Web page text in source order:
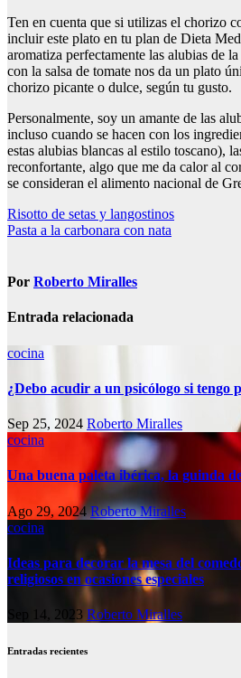
Ten en cuenta que si utilizas el chorizo
incluir este plato en tu plan de Dieta
aromatiza perfectamente las alubias de
con la salsa de tomate nos da un plato
chorizo picante o dulce, según tu gusto.
Personalmente, soy un amante de las
incluso cuando se hacen con los
estas alubias blancas al estilo toscano),
reconfortante, algo que me da calor al
se consideran el alimento nacional de
Navegación
de
Risotto de setas y langostinos
Pasta a la carbonara con nata
Por Roberto Miralles
Entrada relacionada
cocina
¿Debo acudir a un psicólogo si tengo
Sep 25, 2024 Roberto Miralles
cocina
Una buena paleta ibérica, la guinda
Ago 29, 2024Roberto Miralles
cocina
Ideas para decorar la mesa del
religiosos en ocasiones especiales
Sep 14, 2023 Roberto Miralles
Entradas recientes